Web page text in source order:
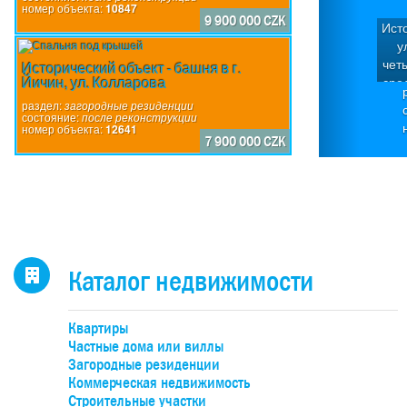
номер объекта:10847
9 900 000 CZK
Исторический объект - башня в г.
Йичин, ул. Колларова
раздел:загородные резиденции
состояние:после реконструкции
номер объекта:12641
7 900 000 CZK
Каталог недвижимости
Квартиры
Частные дома или виллы
Загородные резиденции
Коммерческая недвижимость
Строительные участки